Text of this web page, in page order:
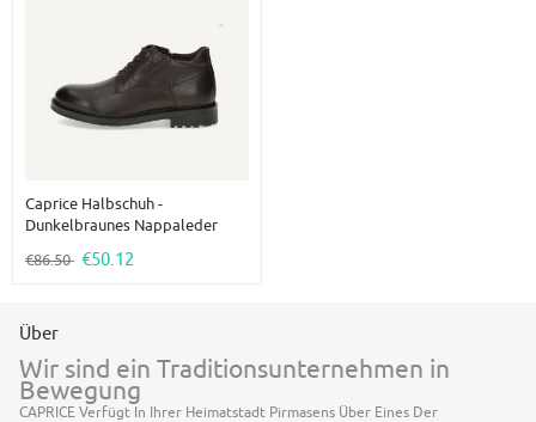
Caprice Halbschuh -
Dunkelbraunes Nappaleder
€86.50 €50.12
Über
Wir sind ein Traditionsunternehmen in
Bewegung
CAPRICE Verfügt In Ihrer Heimatstadt Pirmasens Über Eines Der